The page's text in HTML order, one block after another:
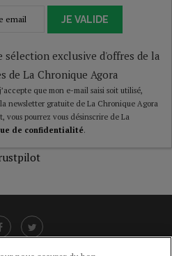
JE VALIDE
sélection exclusive d'offres de la
de La Chronique Agora
que mon e-mail saisi soit utilisé,
newsletter gratuite de La Chronique Agora
vous pourrez vous désinscrire de La
de confidentialité.